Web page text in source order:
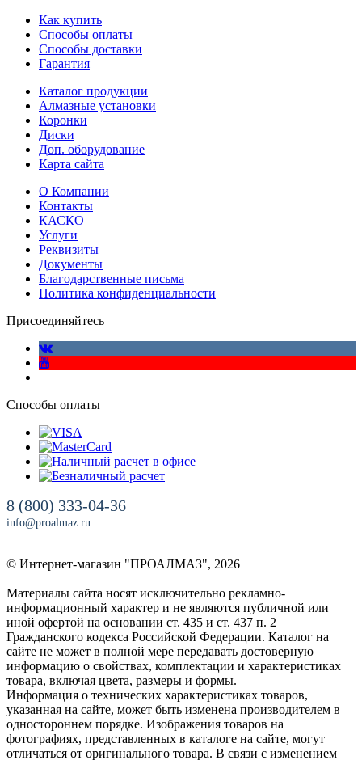
Как купить
Способы оплаты
Способы доставки
Гарантия
Каталог продукции
Алмазные установки
Коронки
Диски
Доп. оборудование
Карта сайта
О Компании
Контакты
КАСКО
Услуги
Реквизиты
Документы
Благодарственные письма
Политика конфиденциальности
Присоединяйтесь
Способы оплаты
8 (800) 333-04-36
info@proalmaz.ru
© Интернет-магазин "ПРОАЛМАЗ", 2026
Материалы сайта носят исключительно рекламно-
информационный характер и не являются публичной или
иной офертой на основании ст. 435 и ст. 437 п. 2
Гражданского кодекса Российской Федерации. Каталог на
сайте не может в полной мере передавать достоверную
информацию о свойствах, комплектации и характеристиках
товара, включая цвета, размеры и формы.
Информация о технических характеристиках товаров,
указанная на сайте, может быть изменена производителем в
одностороннем порядке. Изображения товаров на
фотографиях, представленных в каталоге на сайте, могут
отличаться от оригинального товара. В связи с изменением